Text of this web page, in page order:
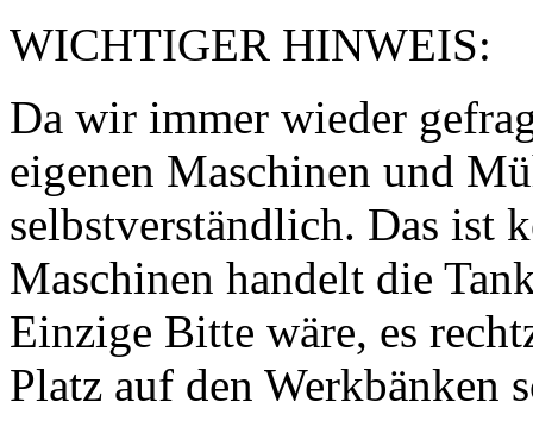
WICHTIGER HINWEIS:
Da wir immer wieder
eigenen Maschinen und
selbstverständlich. Das ist
Maschinen handelt die
Einzige Bitte wäre, es
Platz auf den Werkbänken